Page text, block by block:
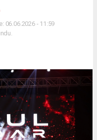
06.06.2026 - 11:59